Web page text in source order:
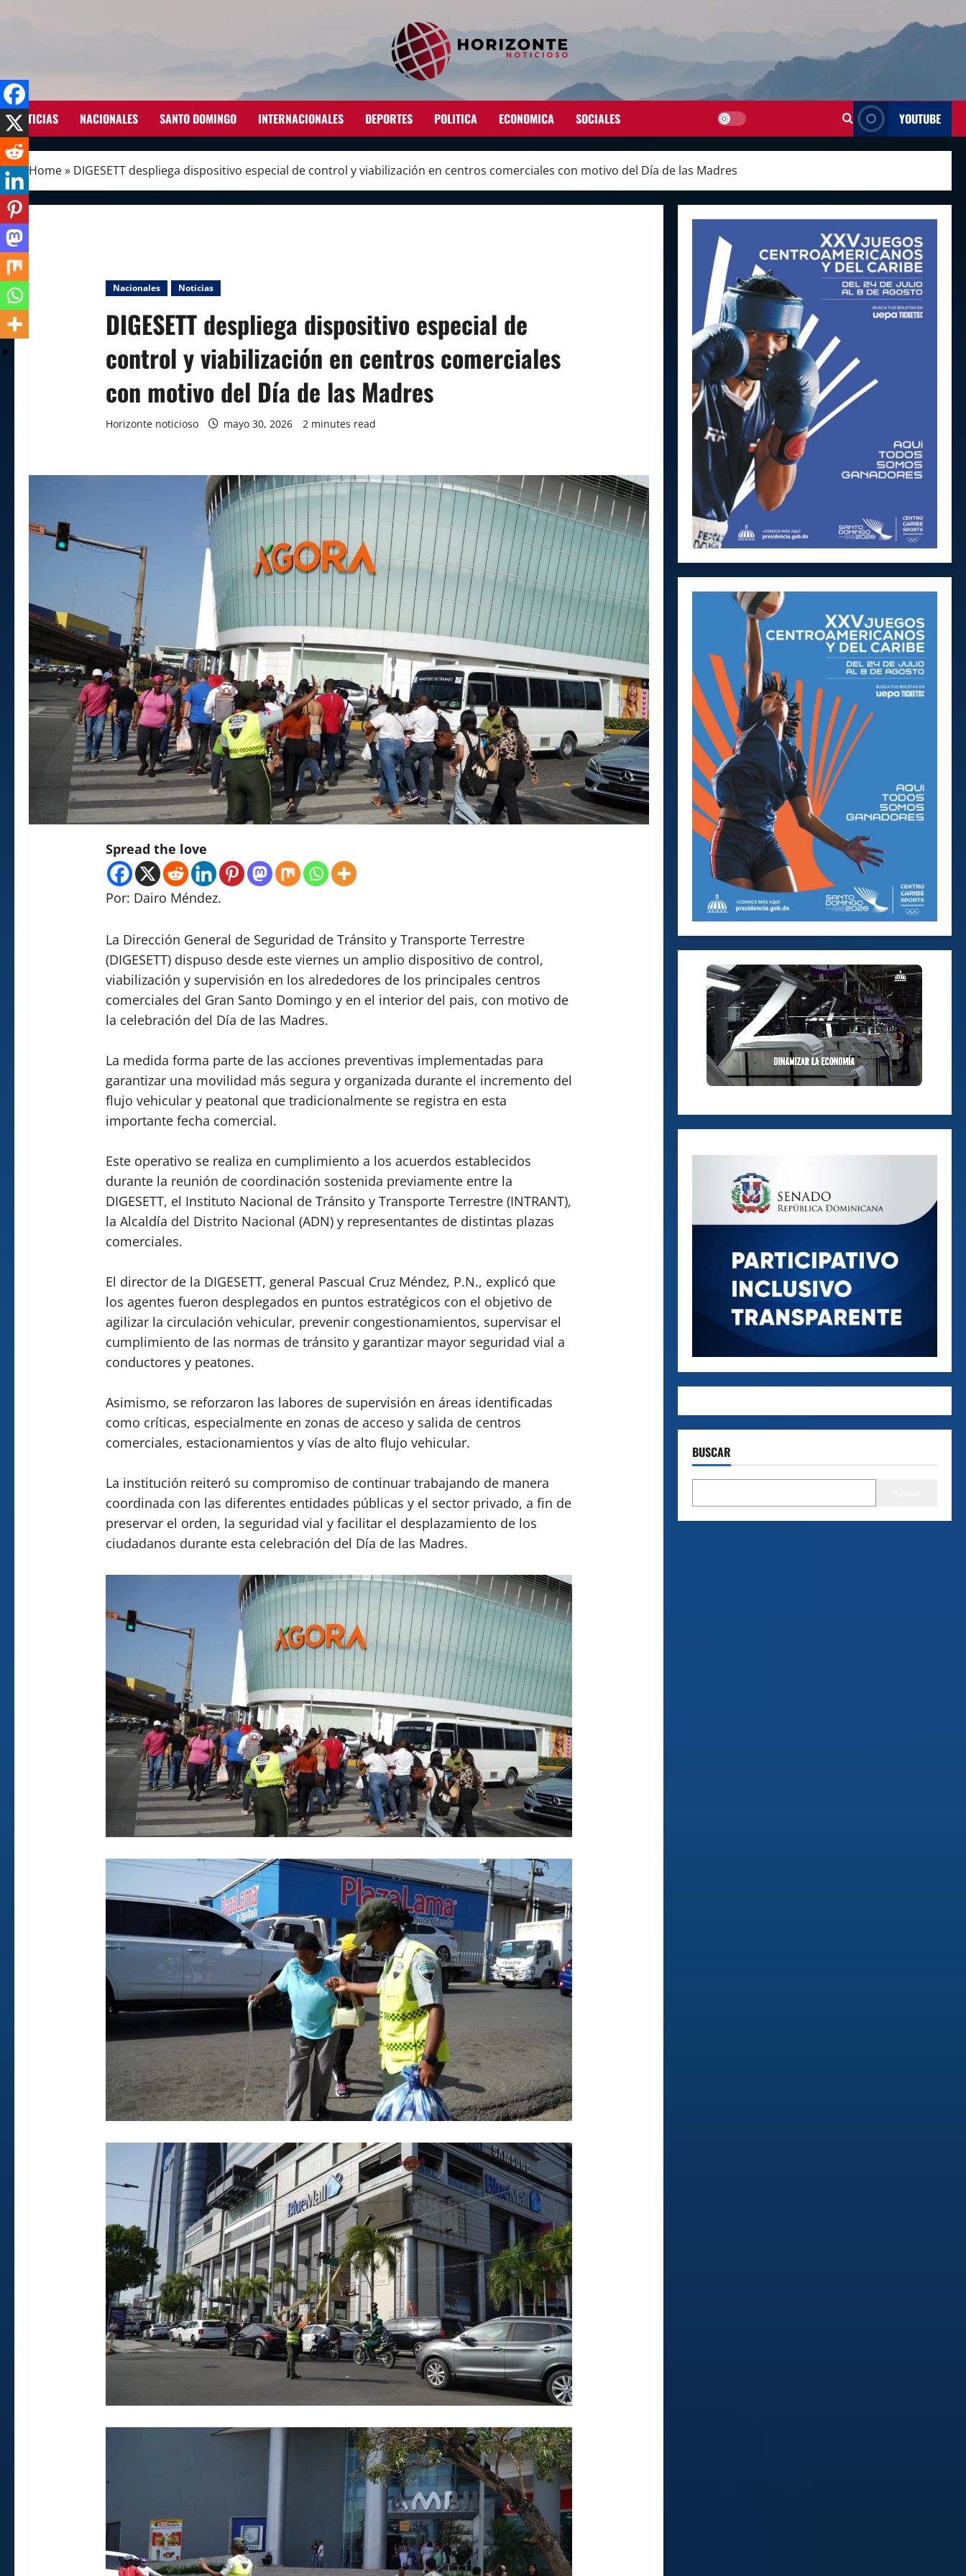
NOTICIAS NACIONALES SANTO DOMINGO INTERNACIONALES DEPORTES POLITICA ECONOMICA SOCIALES YOUTUBE
Home» DIGESETT despliega dispositivo especial de control y viabilización en centros comerciales con motivo del Día de las Madres
Nacionales Noticias
DIGESETT despliega dispositivo especial de
control y viabilización en centros comerciales
con motivo del Día de las Madres
Horizonte noticioso mayo 30, 2026 2 minutes read
Spread the love
Por: Dairo Méndez.
La Dirección General de Seguridad de Tránsito y Transporte Terrestre
(DIGESETT) dispuso desde este viernes un amplio dispositivo de control,
viabilización y supervisión en los alrededores de los principales centros
comerciales del Gran Santo Domingo y en el interior del pais, con motivo de
la celebración del Día de las Madres.
La medida forma parte de las acciones preventivas implementadas para
garantizar una movilidad más segura y organizada durante el incremento del
flujo vehicular y peatonal que tradicionalmente se registra en esta
importante fecha comercial.
Este operativo se realiza en cumplimiento a los acuerdos establecidos
durante la reunión de coordinación sostenida previamente entre la
DIGESETT, el Instituto Nacional de Tránsito y Transporte Terrestre (INTRANT),
la Alcaldía del Distrito Nacional (ADN) y representantes de distintas plazas
comerciales.
El director de la DIGESETT, general Pascual Cruz Méndez, P.N., explicó que
los agentes fueron desplegados en puntos estratégicos con el objetivo de
agilizar la circulación vehicular, prevenir congestionamientos, supervisar el
cumplimiento de las normas de tránsito y garantizar mayor seguridad vial a
conductores y peatones.
Asimismo, se reforzaron las labores de supervisión en áreas identificadas
como críticas, especialmente en zonas de acceso y salida de centros
comerciales, estacionamientos y vías de alto flujo vehicular.
La institución reiteró su compromiso de continuar trabajando de manera
coordinada con las diferentes entidades públicas y el sector privado, a fin de
preservar el orden, la seguridad vial y facilitar el desplazamiento de los
ciudadanos durante esta celebración del Día de las Madres.
BUSCAR